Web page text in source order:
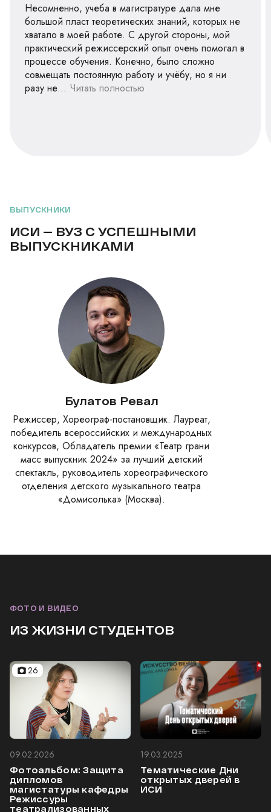
Несомненно, учеба в магистратуре дала мне
большой пласт теоретических знаний, которых не
хватало в моей работе. С другой стороны, мой
практический режиссерский опыт очень помогал в
процессе обучения. Конечно, было сложно
совмещать постоянную работу и учёбу, но я ни
разу не... Читать полностью
ВЫПУСКНИКИ
ИСИ — ВУЗ С УСПЕШНЫМИ
ВЫПУСКНИКАМИ
Булатов Ревал
Режиссер, Хореограф-постановщик. Лауреат,
победитель всероссийских и международных
конкурсов, Обладатель премии «Театр грани
масс выпускник 2024» за лучший детский
спектакль, руководитель хореографического
отделения детского музыкального театра
«Домисолька» (Москва).
ФОТО И ВИДЕО
ИЗ ЖИЗНИ СТУДЕНТОВ
26
09.02.2026
Фотоальбом: Защита
дипломов
магистатуры кафедры
Режиссуры
театрализованных
19.03.2025
Тематические Дни
открытых дверей в
ИСИ